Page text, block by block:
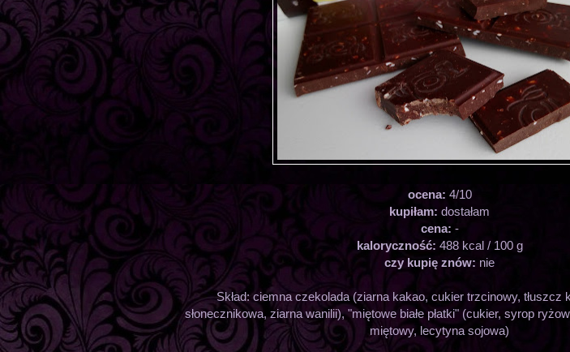
ocena: 4/10
kupiłam: dostałam
cena: -
kaloryczność: 488 kcal / 100 g
czy kupię znów: nie
Skład: ciemna czekolada (ziarna kakao, cukier trzcinowy, tłuszcz
słonecznikowa, ziarna wanilii), "miętowe białe płatki" (cukier, syrop
miętowy, lecytyna sojowa)